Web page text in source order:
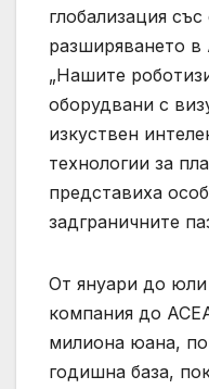
глобализация
разширяването
„Нашите
оборудвани с
изкуствен
технологии за
представиха
задграничните
От януари до юли
компания до
милиона юана,
годишна база,